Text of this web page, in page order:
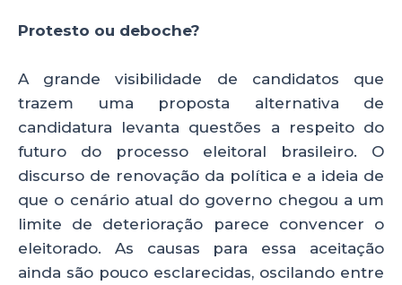
Protesto ou deboche?
A grande visibilidade de candidatos que
trazem uma proposta alternativa de
candidatura levanta questões a respeito do
futuro do processo eleitoral brasileiro. O
discurso de renovação da política e a ideia de
que o cenário atual do governo chegou a um
limite de deterioração parece convencer o
eleitorado. As causas para essa aceitação
ainda são pouco esclarecidas, oscilando entre